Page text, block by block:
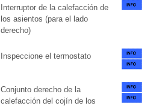
Interruptor de la calefacción de
los asientos (para el lado
derecho)
Inspeccione el termostato
Conjunto derecho de la
calefacción del cojín de los